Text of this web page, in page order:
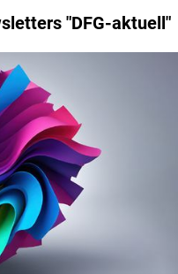
"DFG-aktuell"